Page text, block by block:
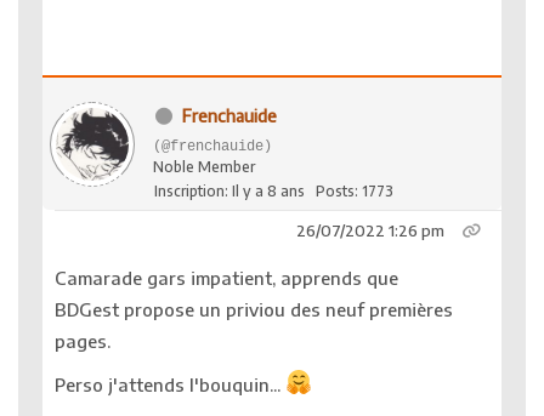
Frenchauide
(@frenchauide)
Noble Member
Inscription: Il y a 8 ans
Posts: 1773
26/07/2022 1:26 pm
Camarade gars impatient, apprends que
BDGest propose un priviou des neuf premières
pages.
Perso j'attends l'bouquin...